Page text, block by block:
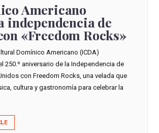
Americano
independencia de
«Freedom Rocks»
Domínico Americano (ICDA)
250.º aniversario de la Independencia de
con Freedom Rocks, una velada que
cultura y gastronomía para celebrar la